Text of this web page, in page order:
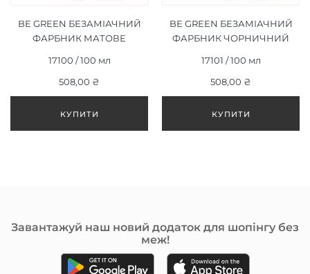
BE GREEN БЕЗАМІАЧНИЙ
ФАРБНИК МАТОВЕ
100ML
17100 / 100 мл
508,00 ₴
BE GREEN БЕЗАМІАЧНИЙ
ФАРБНИК ЧОРНИЧНИЙ
17101 / 100 мл
508,00 ₴
Завантажуй наш новий додаток для шопінгу без
меж!